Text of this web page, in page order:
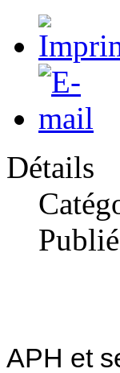
Détails
APH et